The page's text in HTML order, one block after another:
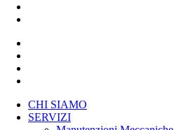
CHI SIAMO
SERVIZI